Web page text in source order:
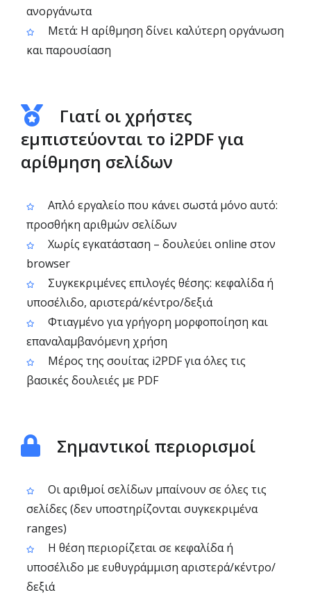
ανοργάνωτα
Μετά: Η αρίθμηση δίνει καλύτερη οργάνωση
και παρουσίαση
Γιατί οι χρήστες
εμπιστεύονται το i2PDF για
αρίθμηση σελίδων
Απλό εργαλείο που κάνει σωστά μόνο αυτό:
προσθήκη αριθμών σελίδων
Χωρίς εγκατάσταση – δουλεύει online στον
browser
Συγκεκριμένες επιλογές θέσης: κεφαλίδα ή
υποσέλιδο, αριστερά/κέντρο/δεξιά
Φτιαγμένο για γρήγορη μορφοποίηση και
επαναλαμβανόμενη χρήση
Μέρος της σουίτας i2PDF για όλες τις
βασικές δουλειές με PDF
Σημαντικοί περιορισμοί
Οι αριθμοί σελίδων μπαίνουν σε όλες τις
σελίδες (δεν υποστηρίζονται συγκεκριμένα
ranges)
Η θέση περιορίζεται σε κεφαλίδα ή
υποσέλιδο με ευθυγράμμιση αριστερά/κέντρο/
δεξιά